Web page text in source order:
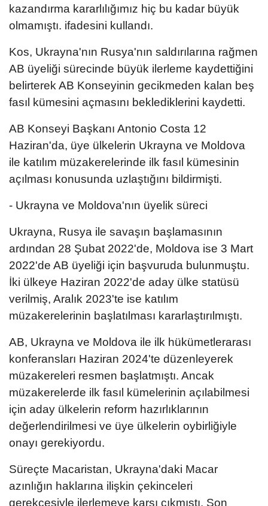
kazandırma kararlılığımız hiç bu kadar büyük
olmamıştı. ifadesini kullandı.
Kos, Ukrayna'nın Rusya'nın saldırılarına rağmen
AB üyeliği sürecinde büyük ilerleme kaydettiğini
belirterek AB Konseyinin gecikmeden kalan beş
fasıl kümesini açmasını beklediklerini kaydetti.
AB Konseyi Başkanı Antonio Costa 12
Haziran'da, üye ülkelerin Ukrayna ve Moldova
ile katılım müzakerelerinde ilk fasıl kümesinin
açılması konusunda uzlaştığını bildirmişti.
- Ukrayna ve Moldova'nın üyelik süreci
Ukrayna, Rusya ile savaşın başlamasının
ardından 28 Şubat 2022'de, Moldova ise 3 Mart
2022'de AB üyeliği için başvuruda bulunmuştu.
İki ülkeye Haziran 2022'de aday ülke statüsü
verilmiş, Aralık 2023'te ise katılım
müzakerelerinin başlatılması kararlaştırılmıştı.
AB, Ukrayna ve Moldova ile ilk hükümetlerarası
konferansları Haziran 2024'te düzenleyerek
müzakereleri resmen başlatmıştı. Ancak
müzakerelerde ilk fasıl kümelerinin açılabilmesi
için aday ülkelerin reform hazırlıklarının
değerlendirilmesi ve üye ülkelerin oybirliğiyle
onayı gerekiyordu.
Süreçte Macaristan, Ukrayna'daki Macar
azınlığın haklarına ilişkin çekinceleri
gerekçesiyle ilerlemeye karşı çıkmıştı. Son